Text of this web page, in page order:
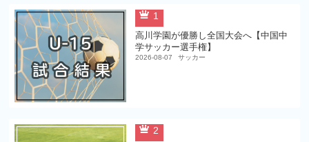
1
高川学園が優勝し全国大会へ【中国中
学サッカー選手権】
2026-08-07 サッカー
2